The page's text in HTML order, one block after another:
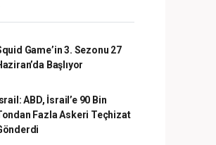
Game’in 3. Sezonu 27
Başlıyor
ABD, İsrail’e 90 Bin
Fazla Askeri Teçhizat